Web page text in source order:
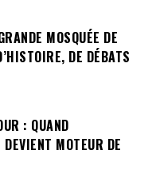
MOSQUÉE DE
DE DÉBATS
: QUAND
MOTEUR DE